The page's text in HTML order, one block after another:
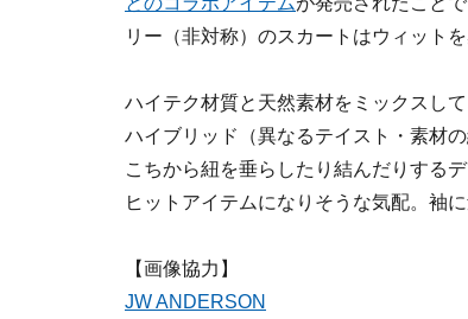
リー（非対称）のスカートはウィットを
ハイテク材質と天然素材をミックスし
ハイブリッド（異なるテイスト・素材
こちから紐を垂らしたり結んだりする
ヒットアイテムになりそうな気配。袖
【画像協力】
JW ANDERSON